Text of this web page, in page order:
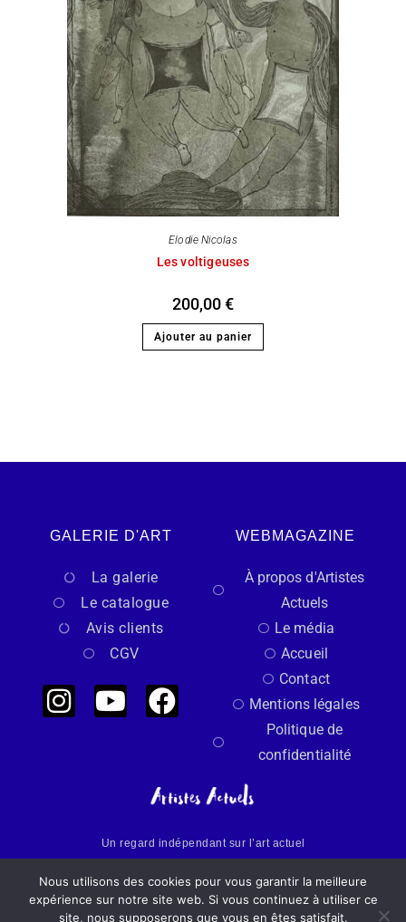
Elodie Nicolas
Les voltigeuses
200,00€
Ajouter au panier
GALERIE D'ART
La galerie
Le catalogue
Avis clients
CGV
WEBMAGAZINE
À propos d'Artistes
Actuels
Le média
Accueil
Contact
Mentions légales
Politique de
confidentialité
Un regard indépendant sur l’art actuel
Made with by Artistes Actuels​​
Nous utilisons des cookies pour vous garantir la meilleure
expérience sur notre site web. Si vous continuez à utiliser ce
site, nous supposerons que vous en êtes satisfait.